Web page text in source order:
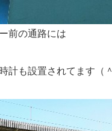
前の通路には
計も設置されてます（